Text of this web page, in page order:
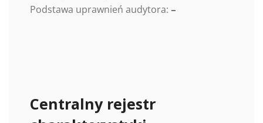
Podstawa uprawnień audytora: –
Centralny rejestr